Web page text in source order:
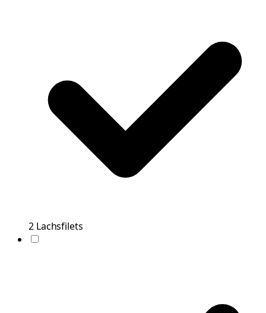
2 Lachsfilets